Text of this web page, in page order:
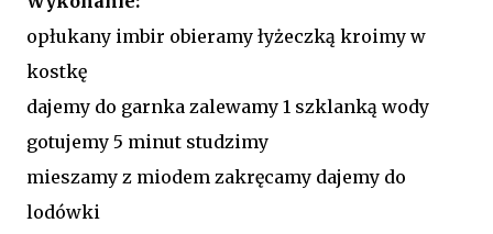
opłukany imbir obieramy łyżeczką kroimy w
kostkę
dajemy do garnka zalewamy 1 szklanką wody
gotujemy 5 minut studzimy
mieszamy z miodem zakręcamy dajemy do
lodówki